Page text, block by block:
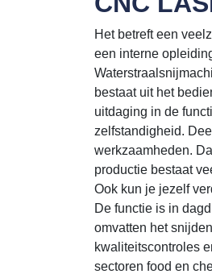
Het betreft een
een interne
bestaat uit het
uitdaging in de
zelfstandigheid.
werkzaamheden.
productie bestaat
Ook kun je jezelf
De functie is in
omvatten het
kwaliteitscontroles
sectoren food en